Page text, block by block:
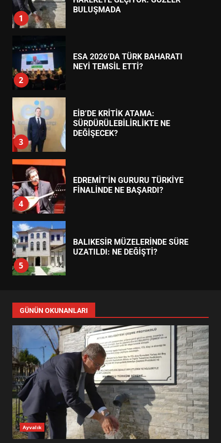
TREND HABERLER
7
1
HAREKETE GEÇİYOR: GÖZLER
BULUŞMADA
ESA 2026’DA TÜRK BAHARATI
NEYİ TEMSİL ETTİ?
3
SÜRDÜRÜLEBİLİRLİKTE NE
DEĞİŞECEK?
4
FİNALİNDE NE BAŞARDI?
5
UZATILDI: NE DEĞİŞTİ?
6
BURHANİYE SATRANÇ
TURNUVASI KAYITLARI NEYİ
DEĞİŞTİRİYOR?
7
BURHANİYE BELEDİYESPOR’DA
YENİ YÖNETİM NASIL
ŞEKİLLENDİ?
GÜNÜN OKUNANLARI